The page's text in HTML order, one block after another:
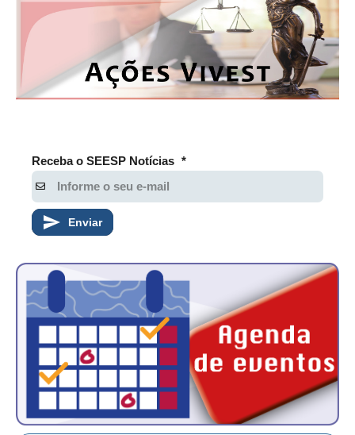
PUBLICAÇÕES
MANUAL DE REDAÇÃO
CADASTRO
ASSOCIE-SE
NÚCLEO JOVEM
Receba o SEESP Notícias *
Enviar